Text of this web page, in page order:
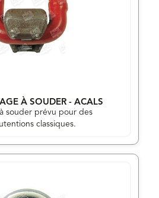
À SOUDER - ACALS
souder prévu pour des
classiques.